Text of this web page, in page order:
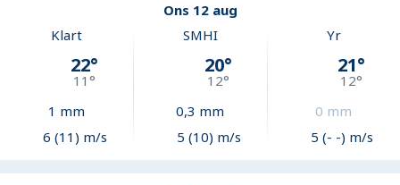
Ons 12 aug
Klart
22°
11°
1 mm
6 (11) m/s
SMHI
20°
12°
0,3 mm
5 (10) m/s
Yr
21°
12°
0 mm
5 (- -) m/s